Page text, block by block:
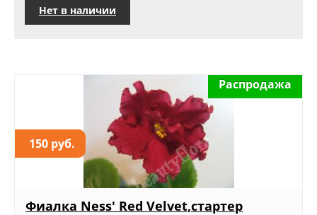
Нет в наличии
150 руб.
Распродажа
Фиалка Ness' Red Velvet,стартер